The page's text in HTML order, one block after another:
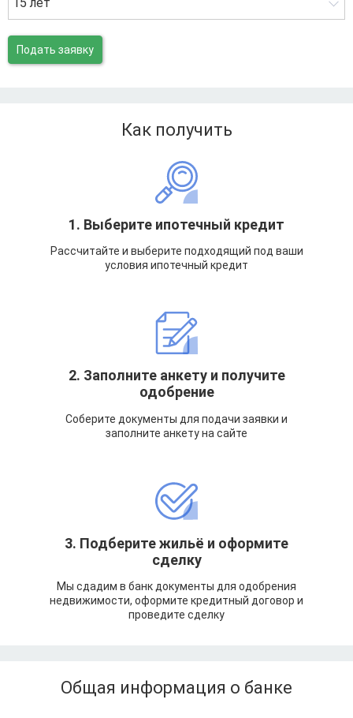
Подать заявку
Как получить
1. Выберите ипотечный кредит
Рассчитайте и выберите подходящий под ваши
условия ипотечный кредит
2. Заполните анкету и получите
одобрение
Соберите документы для подачи заявки и
заполните анкету на сайте
3. Подберите жильё и оформите
сделку
Мы сдадим в банк документы для одобрения
недвижимости, оформите кредитный договор и
проведите сделку
Общая информация о банке